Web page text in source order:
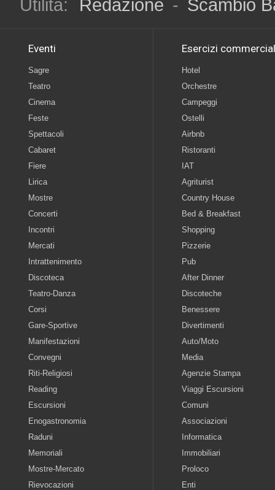
Utilità:
Redazione - Scambio
Eventi
Sagre
Teatro
Cinema
Feste
Spettacoli
Cabaret
Fiere
Lirica
Mostre
Concerti
Incontri
Mercati
Intrattenimento
Discoteca
Teatro-Danza
Corsi
Gare-Sportive
Manifestazioni
Convegni
Riti-Religiosi
Reading
Escursioni
Enogastronomia
Raduni
Memoriali
Mostre-Mercato
Rievocazioni
Esercizi
Hotel
Orchestre
Campeggi
Ostelli
Airbnb
Ristoranti
IAT
Agriturist
Country House
Bed & Breakfast
Shopping
Pizzerie
Pub
After Dinner
Discoteche
Benessere
Divertimenti
Auto/Moto
Media
Agenzie Stampa
Viaggi Escursioni
Comuni
Associazioni
Informatica
Immobiliari
Proloco
Enti